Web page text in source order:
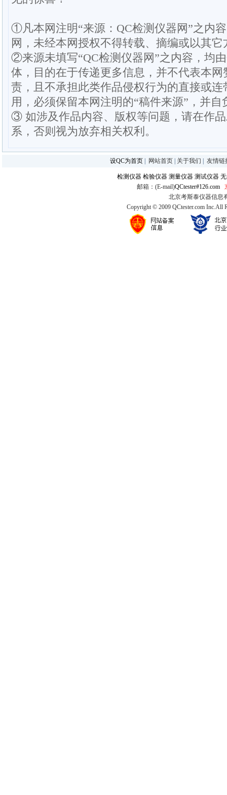
①凡本网注明“来源：QC检测仪器网”之内
网，未经本网授权不得转载、摘编或以其它
②来源未填写“QC检测仪器网”之内容，均
体，目的在于传递更多信息，并不代表本
责，且不承担此类作品侵权行为的直接或
用，必须保留本网注明的“稿件来源”，并
③ 如涉及作品内容、版权等问题，请在作
系，否则视为放弃相关权利。
设QC为首页 网站首页 关于我们 友情链
检测仪器 检验仪器 测量仪器 测试仪器
邮箱：(E-mail)QCtester#126.com
北京考斯泰仪器信息
Copyright © 2009 QCtester.com Inc.All